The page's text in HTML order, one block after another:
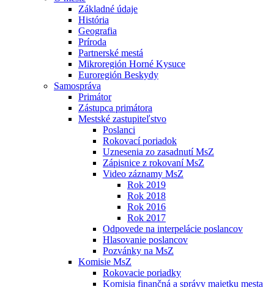
Základné údaje
História
Geografia
Príroda
Partnerské mestá
Mikroregión Horné Kysuce
Euroregión Beskydy
Samospráva
Primátor
Zástupca primátora
Mestské zastupiteľstvo
Poslanci
Rokovací poriadok
Uznesenia zo zasadnutí MsZ
Zápisnice z rokovaní MsZ
Video záznamy MsZ
Rok 2019
Rok 2018
Rok 2016
Rok 2017
Odpovede na interpelácie poslancov
Hlasovanie poslancov
Pozvánky na MsZ
Komisie MsZ
Rokovacie poriadky
Komisia finančná a správy majetku mesta